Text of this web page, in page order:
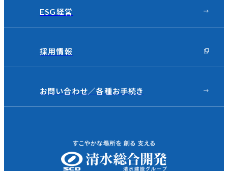
ESG経営
採用情報
お問い合わせ／各種お手続き